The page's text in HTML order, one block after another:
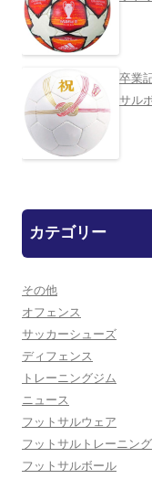
卒業
サル
カテゴリー
その他
オフェンス
サッカーシューズ
ディフェンス
トレーニングジム
ニュース
フットサルウェア
フットサルトレーニング
フットサルボール